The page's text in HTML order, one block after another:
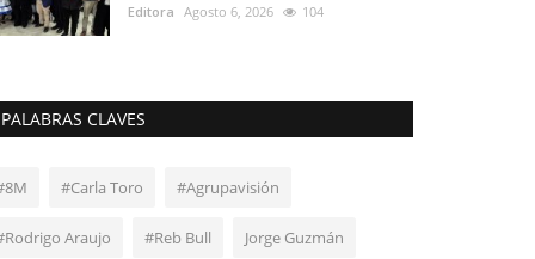
Editora Agosto 6, 2026 104
PALABRAS CLAVES
#Carla Toro #Agrupavisión
Araujo #Reb Bull Jorge Guzmán